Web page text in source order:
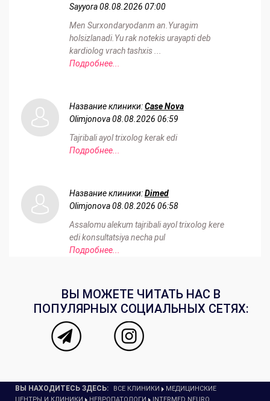
Sayyora08.08.2026 07:00
Men Surxondaryodanm an.Yuragim
holsizlanadi.Yu rak notekis urayapti deb
kardiolog vrach tashxis ...
Подробнее...
Название клиники:Case Nova
Olimjonova08.08.2026 06:59
Tajribali ayol trixolog kerak edi
Подробнее...
Название клиники:Dimed
Olimjonova08.08.2026 06:58
Assalomu alekum tajribali ayol trixolog kere
edi konsultatsiya necha pul
Подробнее...
ВЫ МОЖЕТЕ ЧИТАТЬ НАС В
ПОПУЛЯРНЫХ СОЦИАЛЬНЫХ СЕТЯХ:
ВЫ НАХОДИТЕСЬ ЗДЕСЬ: ВСЕ КЛИНИКИ
МЕДИЦИНСКИЕ